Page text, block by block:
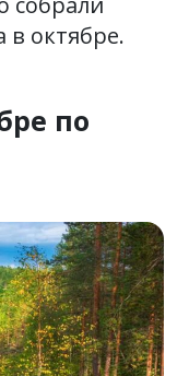
в октябре.
по